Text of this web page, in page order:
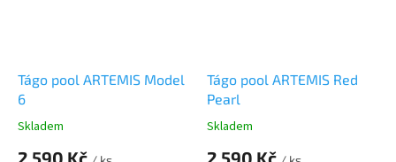
Tágo pool ARTEMIS Model
6
Skladem
2 590 Kč
Tágo pool ARTEMIS Red
Pearl
Skladem
2 590 Kč